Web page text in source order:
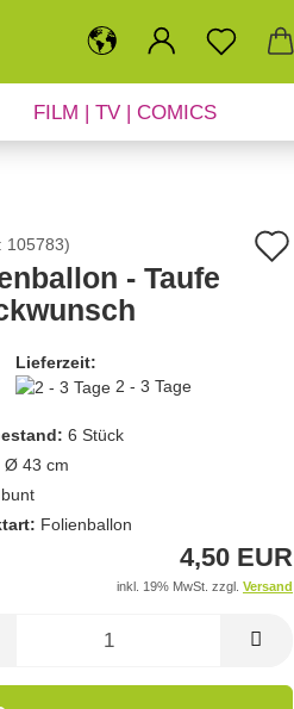
FILM | TV | COMICS
105783)
- Taufe
Lieferzeit:
2 - 3 Tage
6 Stück
Ø 43 cm
bunt
Folienballon
4,50 EUR
inkl. 19% MwSt. zzgl. Versand